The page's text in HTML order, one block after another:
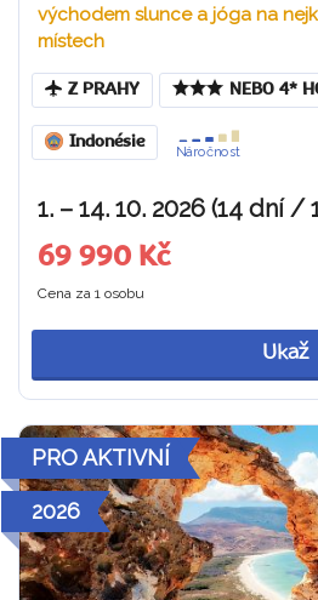
východem slunce a jóga na
místech
Z PRAHY NEBO 4*
Indonésie
Náročnost
1. – 14. 10. 2026 (14 dní /
69 990 Kč
Cena za 1 osobu
Ukaž
PRO AKTIVNÍ
2026